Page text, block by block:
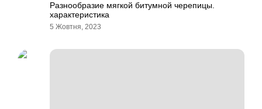
Разнообразие мягкой битумной черепицы.
характеристика
5 Жовтня, 2023